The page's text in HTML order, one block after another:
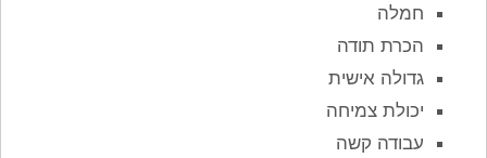
חמלה
הכרת תודה
גדולה אישית
יכולת צמיחה
עבודה קשה